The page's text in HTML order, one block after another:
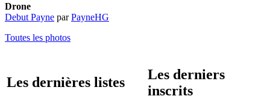
Drone
Debut Payne parPayneHG
Toutes les photos
Les dernières listes
Les derniers
inscrits